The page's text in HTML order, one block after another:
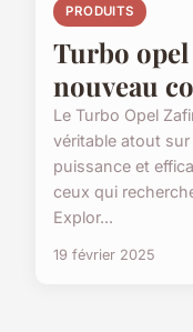
PRODUITS
Turbo
nouveau
Le Turbo Opel
véritable atout sur
puissance et
ceux qui
Explor...
19 février 2025